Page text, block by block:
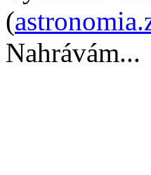
(
Nahrávám...